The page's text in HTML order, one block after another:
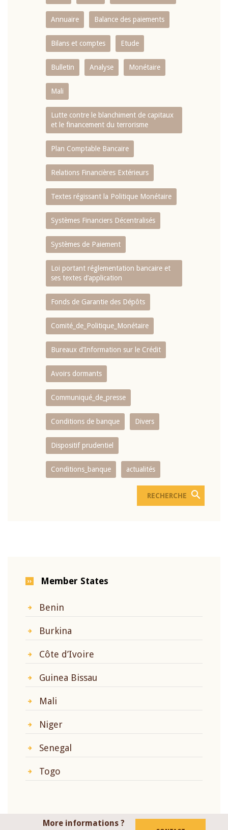
Annuaire Balance des paiements
Bilans et comptes Etude
Bulletin Analyse Monétaire
Mali
Lutte contre le blanchiment de capitaux
et le financement du terrorisme
Plan Comptable Bancaire
Relations Financières Extérieurs
Textes régissant la Politique Monétaire
Systèmes Financiers Décentralisés
Systèmes de Paiement
Loi portant réglementation bancaire et
ses textes d’application
Fonds de Garantie des Dépôts
Comité_de_Politique_Monétaire
Bureaux d’Information sur le Crédit
Avoirs dormants
Communiqué_de_presse
Conditions de banque Divers
Dispositif prudentiel
Conditions_banque actualités
Member States
Benin
Burkina
Côte d’Ivoire
Guinea Bissau
Mali
Niger
Senegal
Togo
More informations ?